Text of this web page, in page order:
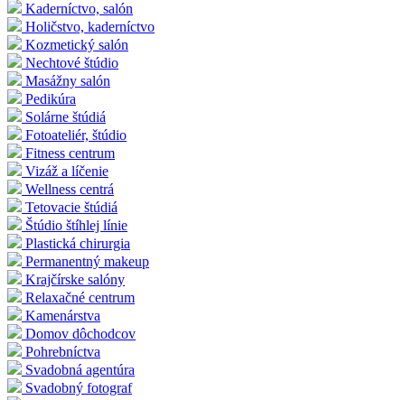
Kaderníctvo, salón
Holičstvo, kaderníctvo
Kozmetický salón
Nechtové štúdio
Masážny salón
Pedikúra
Solárne štúdiá
Fotoateliér, štúdio
Fitness centrum
Vizáž a líčenie
Wellness centrá
Tetovacie štúdiá
Štúdio štíhlej línie
Plastická chirurgia
Permanentný makeup
Krajčírske salóny
Relaxačné centrum
Kamenárstva
Domov dôchodcov
Pohrebníctva
Svadobná agentúra
Svadobný fotograf